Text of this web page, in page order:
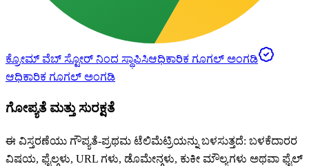
ಕ್ರೋಮ್ ವೆಬ್ ಸ್ಟೋರ್ ನಿಂದ ಸ್ಥಾಪಿಸಿಆಧಿಕಾರಿಕ ಗೂಗಲ್ ಅಂಗಡಿ
ಆಧಿಕಾರಿಕ ಗೂಗಲ್ ಅಂಗಡಿ
ಗೋಪ್ಯತೆ ಮತ್ತು ಸುರಕ್ಷತೆ
ಈ ವಿಸ್ತರಣೆಯು ಗೌಪ್ಯತೆ-ಪ್ರಥಮ ಟೆಲಿಮೆಟ್ರಿಯನ್ನು ಬಳಸುತ್ತದೆ: ಬಳಕೆದಾರರ
ವಿಷಯ, ಫೈಲ್ಗಳು, URL ಗಳು, ಡೊಮೇನ್ಗಳು, ಕುಕೀ ಮೌಲ್ಯಗಳು ಅಥವಾ ಫೈಲ್